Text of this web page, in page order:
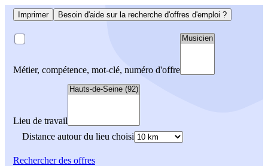
Imprimer Besoin d'aide sur la recherche d'offres d'emploi ?
Métier, compétence, mot-clé, numéro d'offre
Lieu de travail
Distance autour du lieu choisi
Rechercherdes offres